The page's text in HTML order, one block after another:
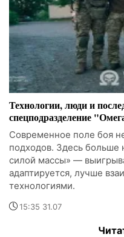
Технологии, люди и
спецподразделение
Современное поле боя
подходов. Здесь больше
силой массы» —
адаптируется, лучше
технологиями.
15:35 31.07